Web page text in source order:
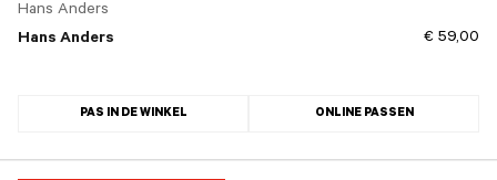
Hans Anders
Hans Anders
€ 59,00
PAS IN DE WINKEL ONLINE PASSEN